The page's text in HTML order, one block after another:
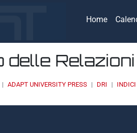
Home
delle
ADAPT UNIVERSITY PRESS DRI INDICI